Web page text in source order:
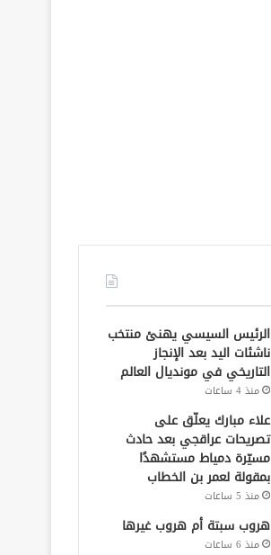
الرئيس السيسي يهنئ منتخب
ناشئات اليد بعد الإنجاز
التاريخي في مونديال العالم
منذ 4 ساعات
علاء مبارك يعلّق على
تصريحات عراقجي بعد حادث
مسيّرة دمياط مستشهدًا
بمقولة لعمر بن الخطاب
منذ 5 ساعات
هروب سبتة أم هروب غيرها
منذ 6 ساعات